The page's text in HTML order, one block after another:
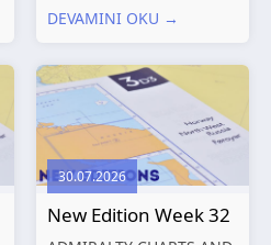
Structures – Consolidated
Shipping and the
Environment – A Guide to
Environmental
Compliance...
DEVAMINI OKU →
30.07.2026
New Edition Week 32